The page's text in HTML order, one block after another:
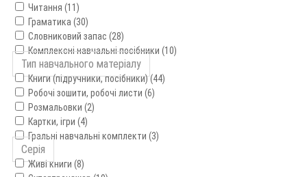
Читання (11)
Граматика (30)
Словниковий запас (28)
Комплексні навчальні посібники (10)
Тип навчального матеріалу
Книги (підручники, посібники) (44)
Робочі зошити, робочі листи (6)
Розмальовки (2)
Картки, ігри (4)
Гральні навчальні комплекти (3)
Серія
Живі книги (8)